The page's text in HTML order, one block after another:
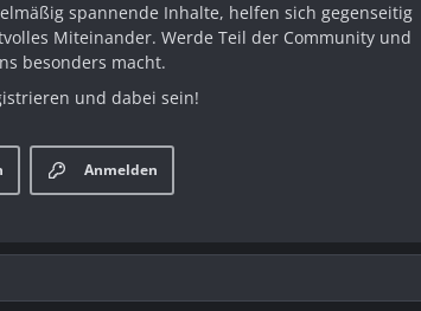
spannende Inhalte, helfen sich gegenseitig
Miteinander. Werde Teil der Community und
besonders macht.
und dabei sein!
Anmelden